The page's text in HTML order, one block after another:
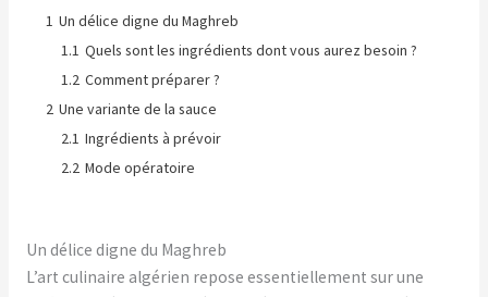
1 Un délice digne du Maghreb
1.1 Quels sont les ingrédients dont vous aurez besoin ?
1.2 Comment préparer ?
2 Une variante de la sauce
2.1 Ingrédients à prévoir
2.2 Mode opératoire
Un délice digne du Maghreb
L’art culinaire algérien repose essentiellement sur une